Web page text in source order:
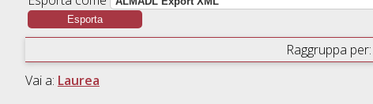
Raggruppa per:
Vai a: Laurea